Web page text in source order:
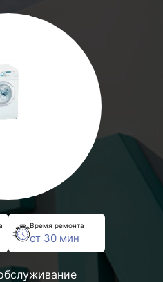
Время ремонта
от 30 мин